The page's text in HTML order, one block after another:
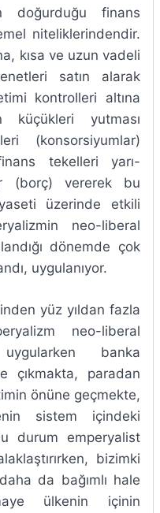
finans
niteliklerindendir.
kısa ve uzun vadeli
satın alarak
kontrolleri altına
küçükleri yutması
(konsorsiyumlar)
tekelleri yarı-
(borç) vererek bu
üzerinde etkili
neo-liberal
dönemde çok
uygulanıyor.
yüz yıldan fazla
neo-liberal
banka
çıkmakta, paradan
önüne geçmekte,
sistem içindeki
durum emperyalist
bizimki
da bağımlı hale
ülkenin içinin